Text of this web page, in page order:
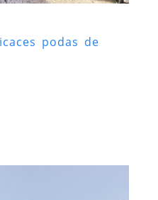
podas de